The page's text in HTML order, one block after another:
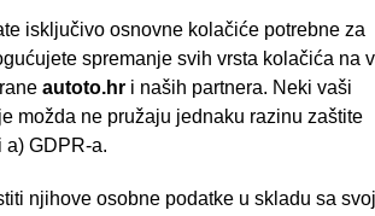
isključivo osnovne kolačiće potrebne za
spremanje svih vrsta kolačića na
autoto.hr i naših partnera. Neki vaši
možda ne pružaju jednaku razinu zaštite
a) GDPR-a.
njihove osobne podatke u skladu sa